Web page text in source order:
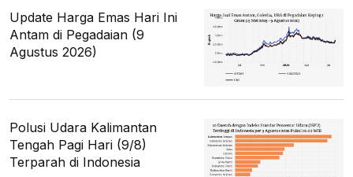
Update Harga Emas Hari Ini
Antam di Pegadaian (9
Agustus 2026)
Polusi Udara Kalimantan
Tengah Pagi Hari (9/8)
Terparah di Indonesia